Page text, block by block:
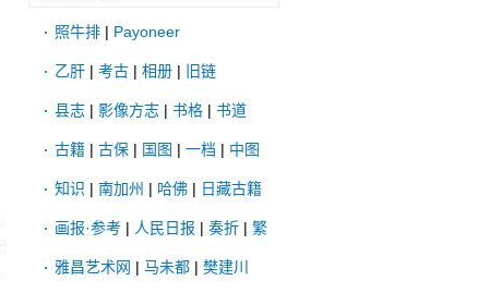
照牛排 | Payoneer
乙肝 |考古 |相册 | 旧链
县志 |影像方志 |书格 |书道
古籍 |古保 | 国图 |一档 | 中图
知识 |南加州 | 哈佛 | 日藏古籍
画报·参考 | 人民日报 |奏折 |繁
雅昌艺术网 |马未都 |樊建川